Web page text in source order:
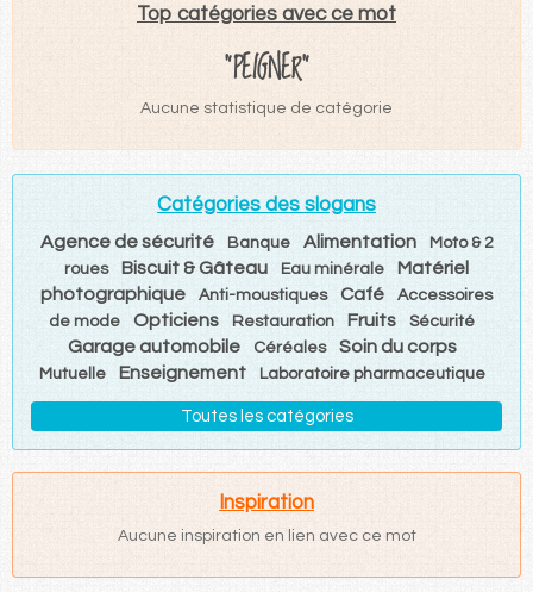
Top catégories avec ce mot
"PEIGNER"
Aucune statistique de catégorie
Catégories des slogans
Agence de sécurité Banque Alimentation
Moto & 2
roues
Biscuit & Gâteau Eau minérale
Matériel
photographique
Anti-moustiques Café
Accessoires
de mode
Opticiens Restauration Fruits Sécurité
Garage automobile Céréales Soin du corps
Mutuelle Enseignement Laboratoire pharmaceutique
Toutes les catégories
Inspiration
Aucune inspiration en lien avec ce mot